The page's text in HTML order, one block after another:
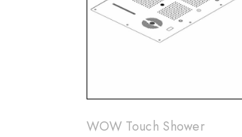
WOW Touch Shower